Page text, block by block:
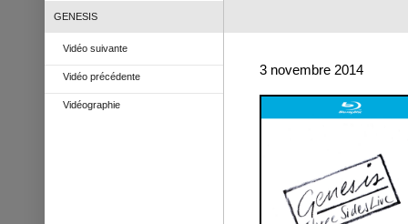
GENESIS
Vidéo suivante
Vidéo précédente
Vidéographie
3 novembre 2014